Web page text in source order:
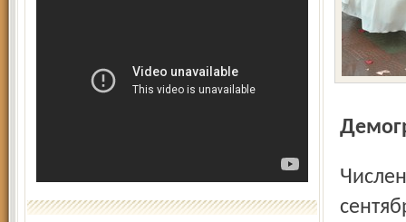
Численность населения области увеличилась за январь –